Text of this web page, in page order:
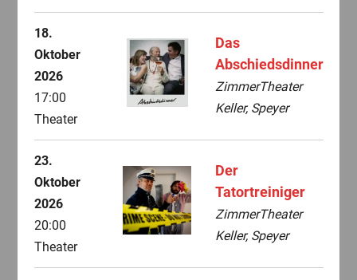
18.
Oktober
2026
17:00
Theater
Das
Abschiedsdinner
ZimmerTheater
Keller, Speyer
23.
Oktober
2026
20:00
Theater
Der
Tatortreiniger
ZimmerTheater
Keller, Speyer